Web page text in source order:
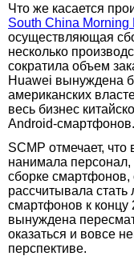
Что же касается
South China Morning
осуществляющая
несколько
сократила объем
Huawei вынуждена
американских
весь бизнес
Android-смартфонов.
SCMP отмечает, что
нанимала
сборке смартфонов,
рассчитывала
смартфонов к концу
вынуждена
оказаться и вовсе
перспективе.